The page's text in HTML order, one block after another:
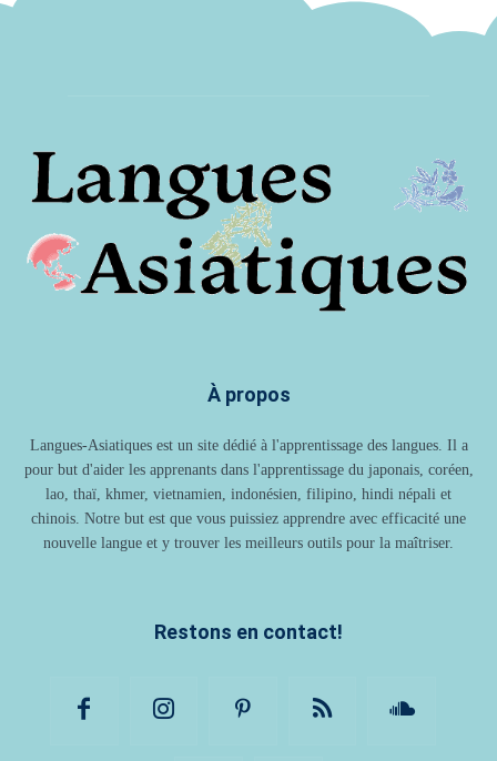
À propos
Langues-Asiatiques est un site dédié à l'apprentissage des langues. Il a
pour but d'aider les apprenants dans l'apprentissage du japonais, coréen,
lao, thaï, khmer, vietnamien, indonésien, filipino, hindi népali et
chinois. Notre but est que vous puissiez apprendre avec efficacité une
nouvelle langue et y trouver les meilleurs outils pour la maîtriser.
Restons en contact!